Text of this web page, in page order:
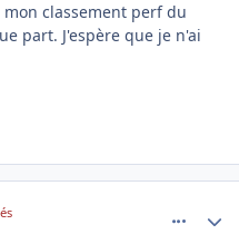
classement perf du
part. J'espère que je n'ai